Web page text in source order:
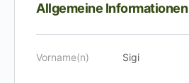
Allgemeine Informationen
Vorname(n) Sigi